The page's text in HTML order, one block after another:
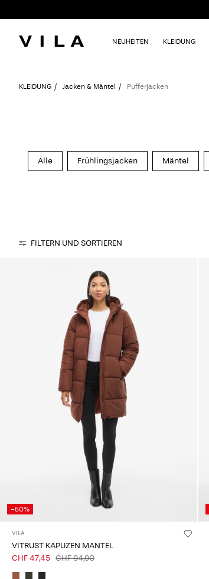
NEUHEITEN KLEIDUNG
KLEIDUNG Jacken & Mäntel Pufferjacken
Alle Frühlingsjacken Mäntel
FILTERN UND SORTIEREN
-50%
VILA
VITRUST KAPUZEN MANTEL
CHF 47,45 CHF 94,90